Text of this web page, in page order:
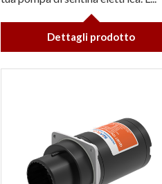
Dettagli prodotto